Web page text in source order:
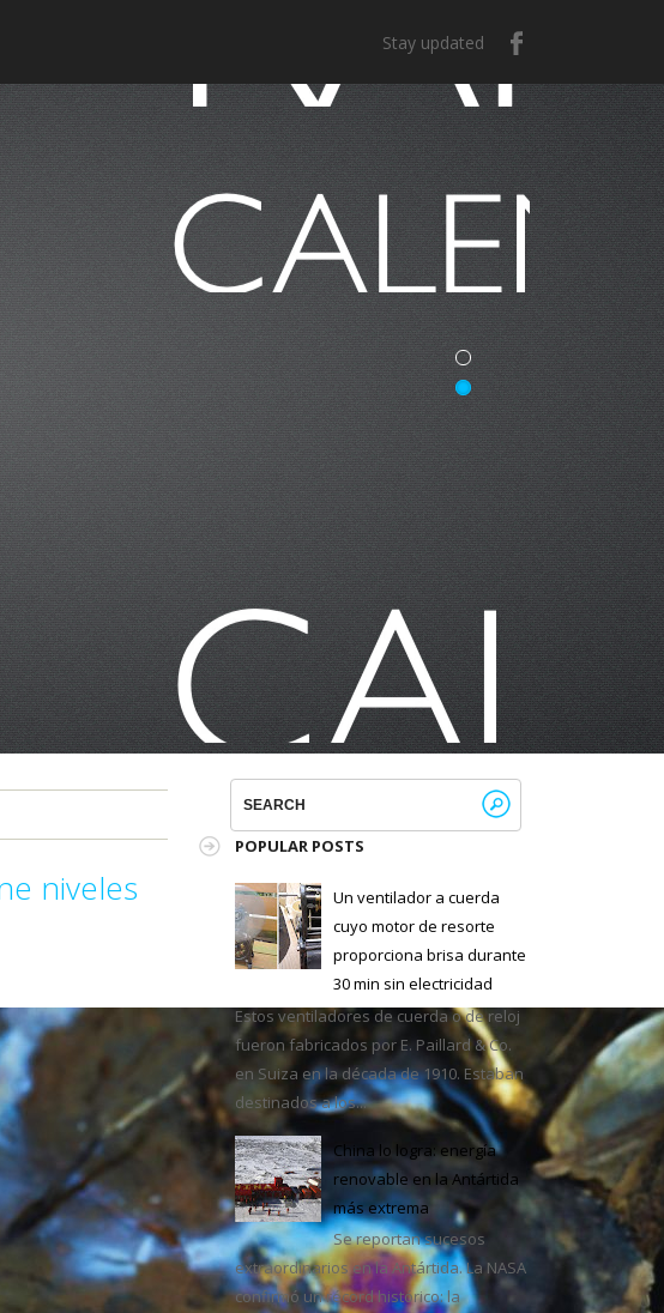
Stay updated
de México
en tu casa
niveles
POPULAR POSTS
Un ventilador a cuerda
cuyo motor de resorte
proporciona brisa durante
30 min sin electricidad
Estos ventiladores de cuerda o de reloj
fueron fabricados por E. Paillard & Co.
en Suiza en la década de 1910. Estaban
destinados a los...
China lo logra: energía
renovable en la Antártida
más extrema
Se reportan sucesos
extraordinarios en la Antártida. La NASA
confirmó un récord histórico: la